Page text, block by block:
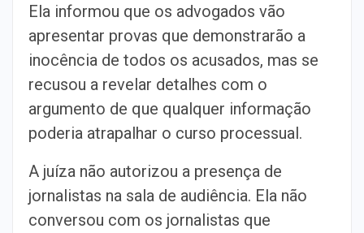
Ela informou que os advogados vão
apresentar provas que demonstrarão a
inocência de todos os acusados, mas se
recusou a revelar detalhes com o
argumento de que qualquer informação
poderia atrapalhar o curso processual.
A juíza não autorizou a presença de
jornalistas na sala de audiência. Ela não
conversou com os jornalistas que